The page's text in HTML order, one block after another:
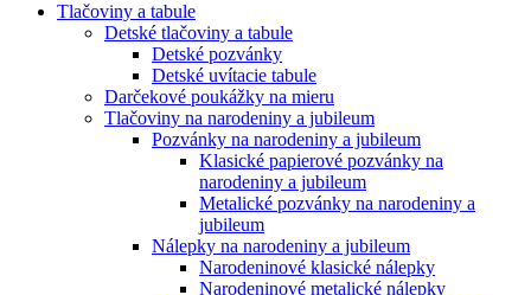
Tlačoviny a tabule
Detské tlačoviny a tabule
Detské pozvánky
Detské uvítacie tabule
Darčekové poukážky na mieru
Tlačoviny na narodeniny a jubileum
Pozvánky na narodeniny a jubileum
Klasické papierové pozvánky na
narodeniny a jubileum
Metalické pozvánky na narodeniny a
jubileum
Nálepky na narodeniny a jubileum
Narodeninové klasické nálepky
Narodeninové metalické nálepky